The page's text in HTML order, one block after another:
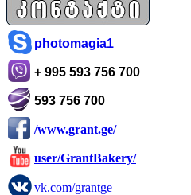
photomagia1
+ 995 593 756 700
593 756 700
/www.grant.ge/
user/GrantBakery/
vk.com/grantge